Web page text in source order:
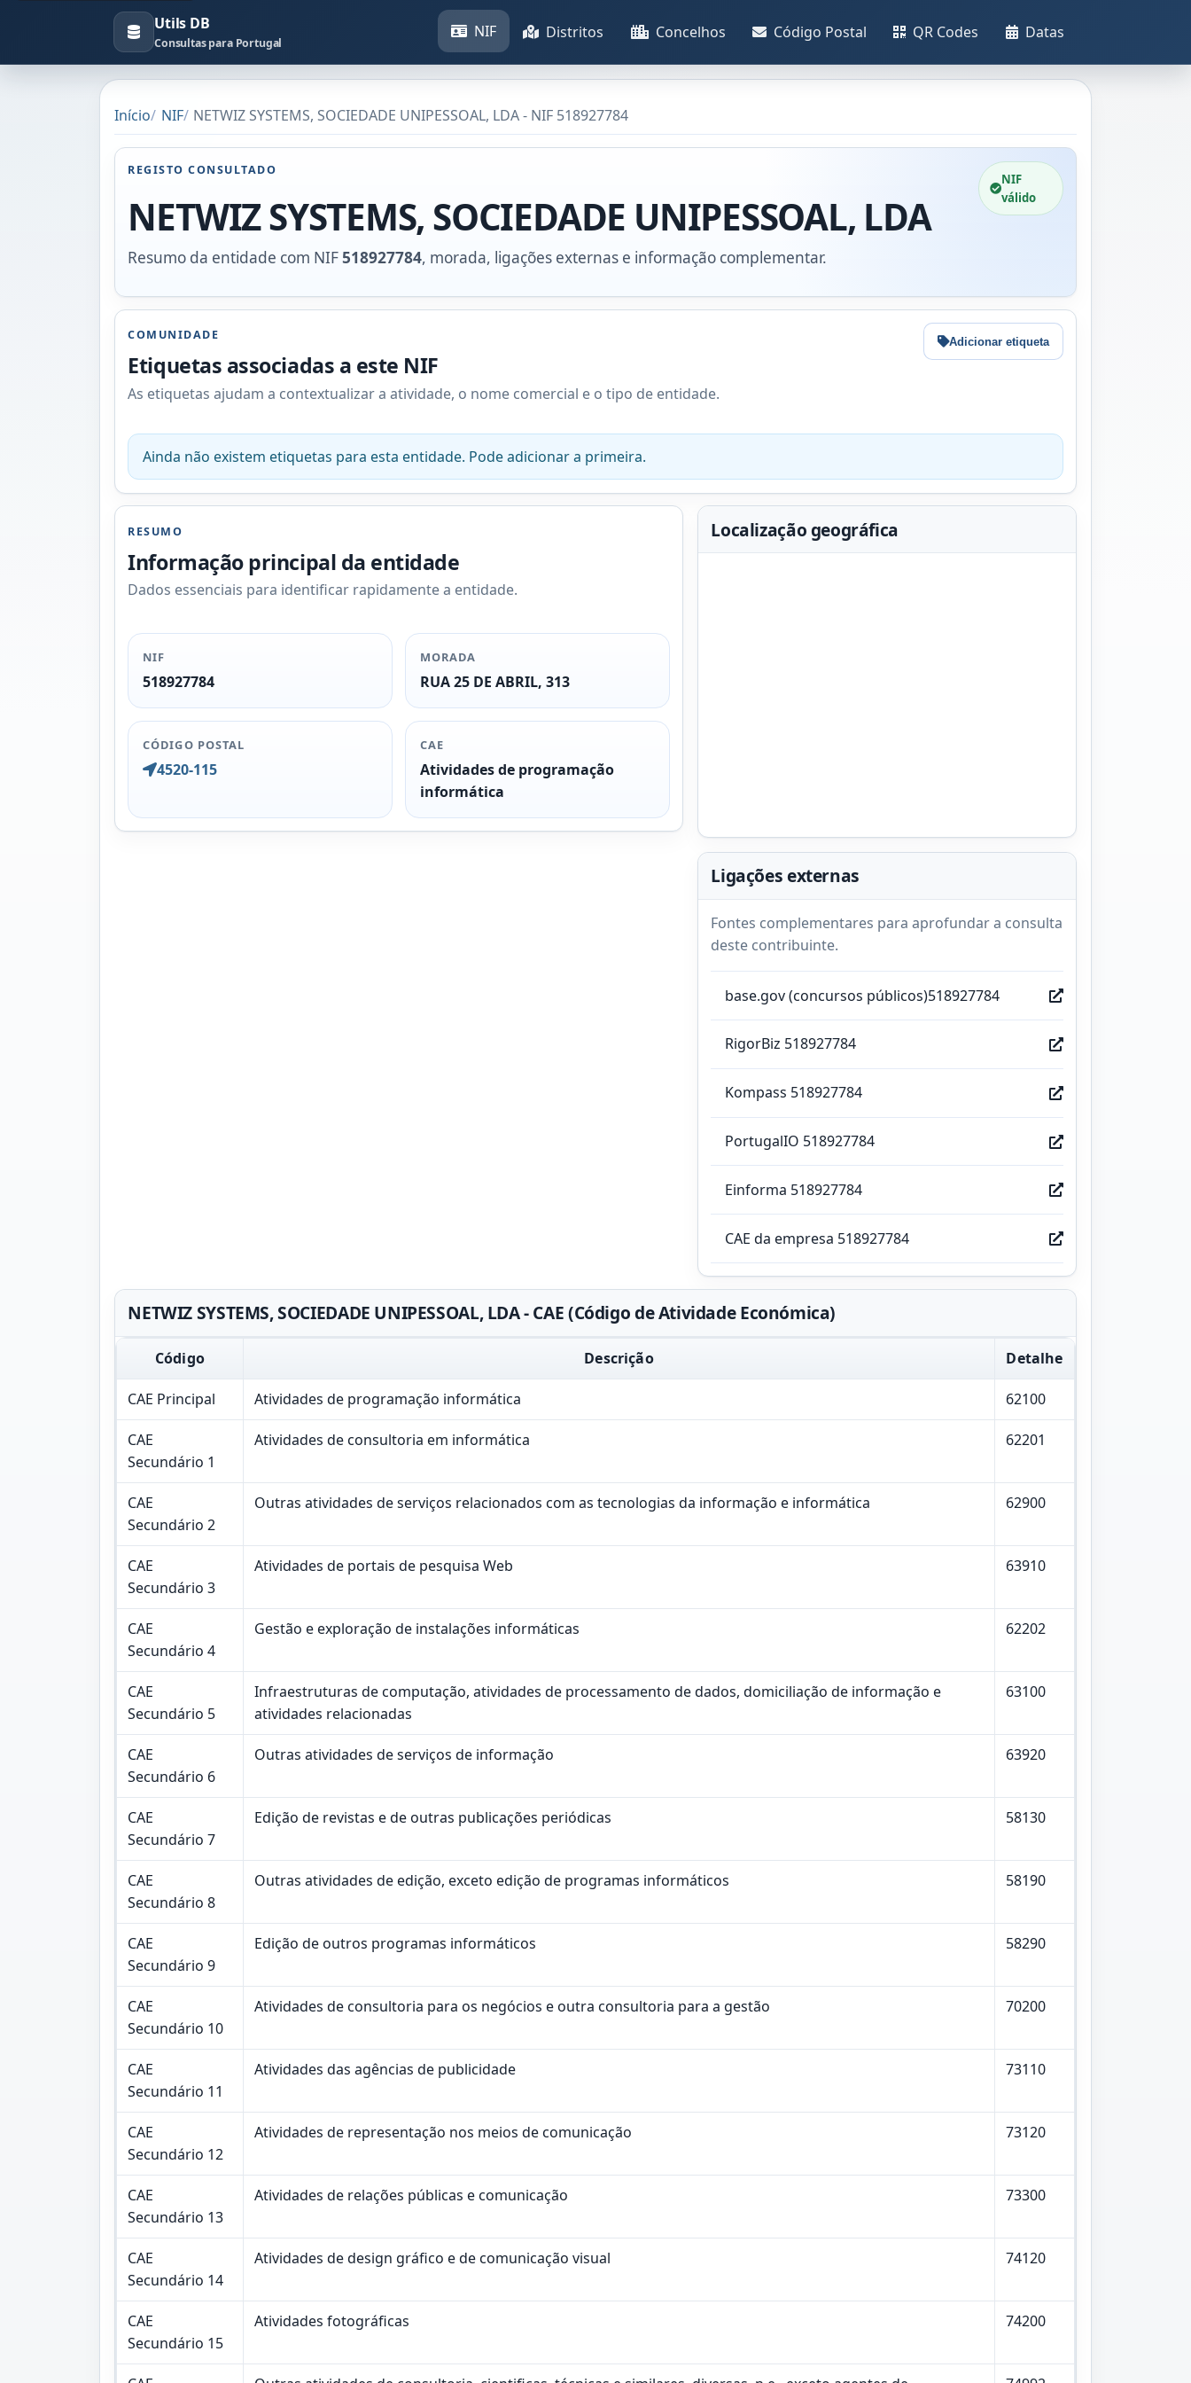
Utils DB
Consultas para Portugal
NIF Distritos Concelhos Código Postal QR Codes Datas
Início NIF NETWIZ SYSTEMS, SOCIEDADE UNIPESSOAL, LDA - NIF 518927784
REGISTO CONSULTADO
NETWIZ SYSTEMS, SOCIEDADE UNIPESSOAL, LDA
Resumo da entidade com NIF518927784, morada, ligações externas e informação complementar.
NIF
válido
COMUNIDADE
Etiquetas associadas a este NIF
As etiquetas ajudam a contextualizar a atividade, o nome comercial e o tipo de entidade.
Adicionar etiqueta
Ainda não existem etiquetas para esta entidade. Pode adicionar a primeira.
RESUMO
Informação principal da entidade
Dados essenciais para identificar rapidamente a entidade.
NIF
518927784
MORADA
RUA 25 DE ABRIL, 313
CÓDIGO POSTAL
4520-115
CAE
Atividades de programação
informática
Localização geográfica
Ligações externas
Fontes complementares para aprofundar a consulta
deste contribuinte.
base.gov (concursos públicos)518927784
RigorBiz 518927784
Kompass 518927784
PortugalIO 518927784
Einforma 518927784
CAE da empresa 518927784
NETWIZ SYSTEMS, SOCIEDADE UNIPESSOAL, LDA - CAE (Código de Atividade Económica)
Código Descrição Detalhe
CAE Principal Atividades de programação informática 62100
CAE
Secundário 1
Atividades de consultoria em informática 62201
CAE
Secundário 2
Outras atividades de serviços relacionados com as tecnologias da informação e informática 62900
CAE
Secundário 3
Atividades de portais de pesquisa Web 63910
CAE
Secundário 4
Gestão e exploração de instalações informáticas 62202
CAE
Secundário 5
Infraestruturas de computação, atividades de processamento de dados, domiciliação de informação e
atividades relacionadas
63100
CAE
Secundário 6
Outras atividades de serviços de informação 63920
CAE
Secundário 7
Edição de revistas e de outras publicações periódicas 58130
CAE
Secundário 8
Outras atividades de edição, exceto edição de programas informáticos 58190
CAE
Secundário 9
Edição de outros programas informáticos 58290
CAE
Secundário 10
Atividades de consultoria para os negócios e outra consultoria para a gestão 70200
CAE
Secundário 11
Atividades das agências de publicidade 73110
CAE
Secundário 12
Atividades de representação nos meios de comunicação 73120
CAE
Secundário 13
Atividades de relações públicas e comunicação 73300
CAE
Secundário 14
Atividades de design gráfico e de comunicação visual 74120
CAE
Secundário 15
Atividades fotográficas 74200